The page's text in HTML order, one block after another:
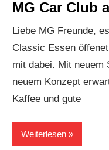
MG Car Club
Liebe MG Freunde,
Classic Essen
mit dabei. Mit neuem
neuem Konzept
Kaffee und gute
Weiterlesen